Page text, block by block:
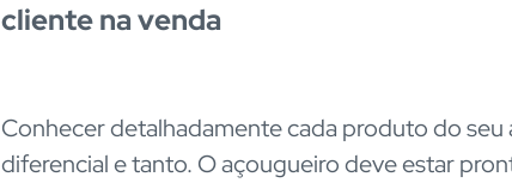
cliente na venda
Conhecer detalhadamente cada produto do seu
diferencial e tanto. O açougueiro deve estar